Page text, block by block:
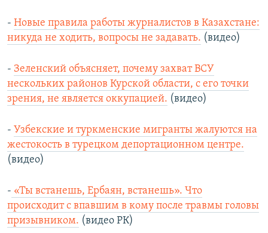
- Новые правила работы журналистов в Казахстане:
никуда не ходить, вопросы не задавать. (видео)
- Зеленский объясняет, почему захват ВСУ
нескольких районов Курской области, с его точки
зрения, не является оккупацией. (видео)
- Узбекские и туркменские мигранты жалуются на
жестокость в турецком депортационном центре.
(видео)
- «Ты встанешь, Ербаян, встанешь». Что
происходит с впавшим в кому после травмы головы
призывником. (видео РК)